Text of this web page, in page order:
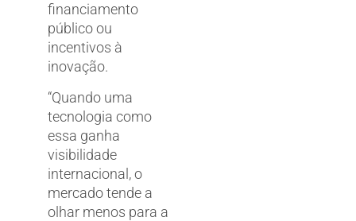
financiamento
público ou
incentivos à
inovação.
“Quando uma
tecnologia como
essa ganha
visibilidade
internacional, o
mercado tende a
olhar menos para a